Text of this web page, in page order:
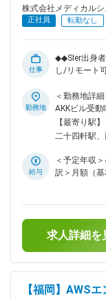
薬品ネット
年11月末）を
ですので、
得後の復帰
株式会社メディカル
正社員 転勤なし
仕事
◆◆SIer出身
し/リモート
業を展開す
だける方を募集いたしま
て、クラウ
ンフラの設
い、今後さ
ョンとして
を後押しす
ンジできる環境です。 ■組織構成
されており
るマネジメント
環境 残業は
を重視する
勤務地
＜勤務地詳
AKKビル受
【最寄り駅】
二十四軒駅
給与
＜予定年収
訳＞月額（
支給）賃金
する可能性
求人詳細を
【福岡】AWS